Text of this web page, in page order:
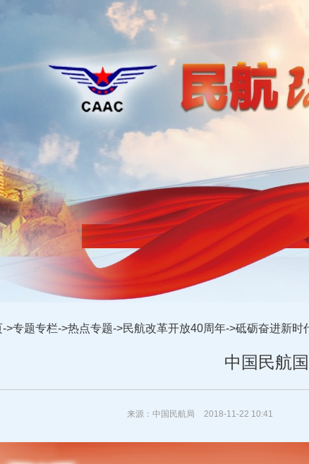
->专题专栏->热点专题->民航改革开放40周年->砥砺奋进新
中国民航
来源：中国民航局 2018-11-22 10:41